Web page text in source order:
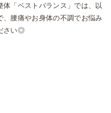
「ベストバランス」では、以
腰痛やお身体の不調でお悩み
さい◎